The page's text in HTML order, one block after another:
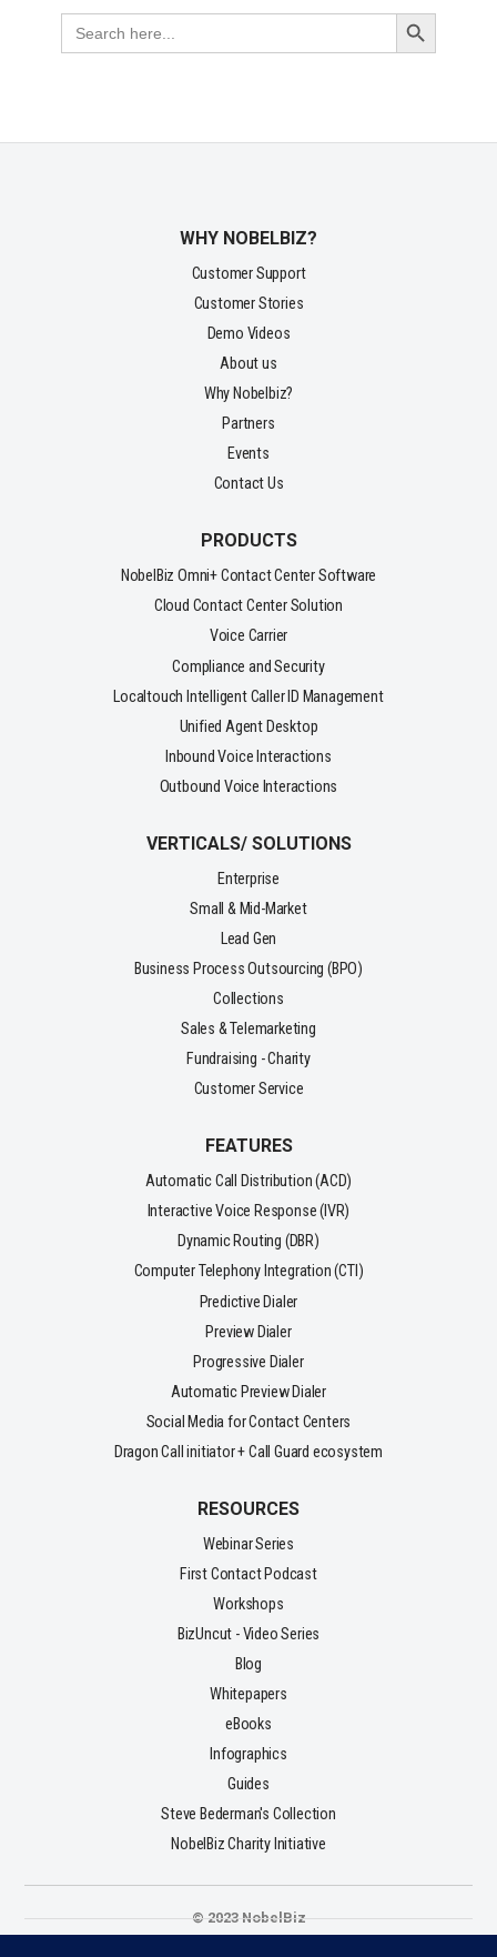
Search
for:
Search Button
WHY NOBELBIZ?
Customer Support
Customer Stories
Demo Videos
About us
Why Nobelbiz?
Partners
Events
Contact Us
PRODUCTS
NobelBiz Omni+ Contact Center Software
Cloud Contact Center Solution
Voice Carrier
Compliance and Security
Localtouch Intelligent Caller ID Management
Unified Agent Desktop
Inbound Voice Interactions
Outbound Voice Interactions
VERTICALS/ SOLUTIONS
Enterprise
Small & Mid-Market
Lead Gen
Business Process Outsourcing (BPO)
Collections
Sales & Telemarketing
Fundraising - Charity
Customer Service
FEATURES
Automatic Call Distribution (ACD)
Interactive Voice Response (IVR)
Dynamic Routing (DBR)
Computer Telephony Integration (CTI)
Predictive Dialer
Preview Dialer
Progressive Dialer
Automatic Preview Dialer
Social Media for Contact Centers
Dragon Call initiator + Call Guard ecosystem
RESOURCES
Webinar Series
First Contact Podcast
Workshops
BizUncut - Video Series
Blog
Whitepapers
eBooks
Infographics
Guides
Steve Bederman's Collection
NobelBiz Charity Initiative
© 2023 NobelBiz